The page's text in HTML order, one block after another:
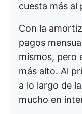
cuesta más al
Con la
pagos
mismos, pero
más alto. Al
a lo largo de
mucho en